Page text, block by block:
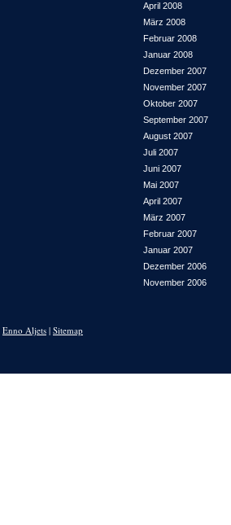
April 2008
März 2008
Februar 2008
Januar 2008
Dezember 2007
November 2007
Oktober 2007
September 2007
August 2007
Juli 2007
Juni 2007
Mai 2007
April 2007
März 2007
Februar 2007
Januar 2007
Dezember 2006
November 2006
Enno Aljets | Sitemap